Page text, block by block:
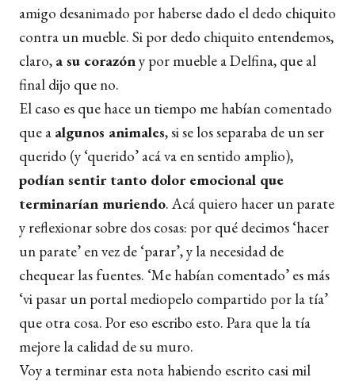
amigo desanimado por haberse dado el dedo chiquito
contra un mueble. Si por dedo chiquito entendemos,
claro, a su corazóny por mueble a Delfina, que al
final dijo que no.
El caso es que hace un tiempo me habían comentado
que a algunos animales, si se los separaba de un ser
querido (y ‘querido’ acá va en sentido amplio),
podían sentir tanto dolor emocional que
terminarían muriendo. Acá quiero hacer un parate
y reflexionar sobre dos cosas: por qué decimos ‘hacer
un parate’ en vez de ‘parar’, y la necesidad de
chequear las fuentes. ‘Me habían comentado’ es más
‘vi pasar un portal mediopelo compartido por la tía’
que otra cosa. Por eso escribo esto. Para que la tía
mejore la calidad de su muro.
Voy a terminar esta nota habiendo escrito casi mil